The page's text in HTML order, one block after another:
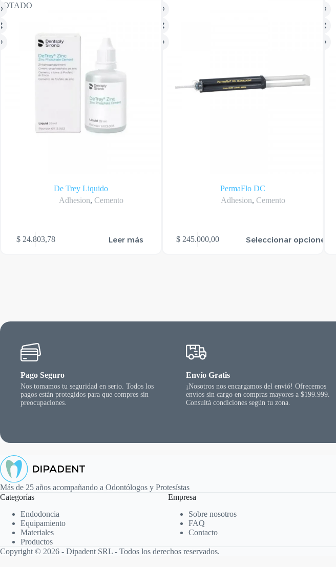
De Trey Liquido
Adhesion, Cemento
$24.803,78 Leer más
PermaFlo DC
Adhesion, Cemento
$245.000,00 Seleccionar opciones
producto
en
Pago Seguro
Nos tomamos tu seguridad en serio. Todos los
pagos están protegidos para que compres sin
preocupaciones.
Envío Gratis
¡Nosotros nos encargamos del envió! Ofrecemos
envíos sin cargo en compras mayores a $199.999.
Consultá condiciones según tu zona.
Más de 25 años acompañando a Odontólogos y Protesístas
Categorías
Endodoncia
Equipamiento
Materiales
Productos
Empresa
Sobre nosotros
FAQ
Contacto
Copyright © 2026 - Dipadent SRL - Todos los derechos reservados.